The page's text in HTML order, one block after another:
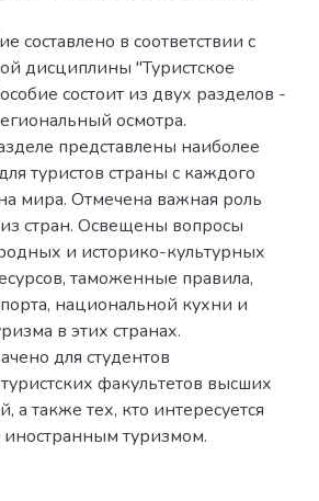
составлено в соответствии с
дисциплины "Туристское
состоит из двух разделов -
осмотра.
представлены наиболее
туристов страны с каждого
мира. Отмечена важная роль
стран. Освещены вопросы
и историко-культурных
таможенные правила,
национальной кухни и
в этих странах.
для студентов
факультетов высших
а также тех, кто интересуется
туризмом.